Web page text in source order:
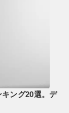
キング20選。デ